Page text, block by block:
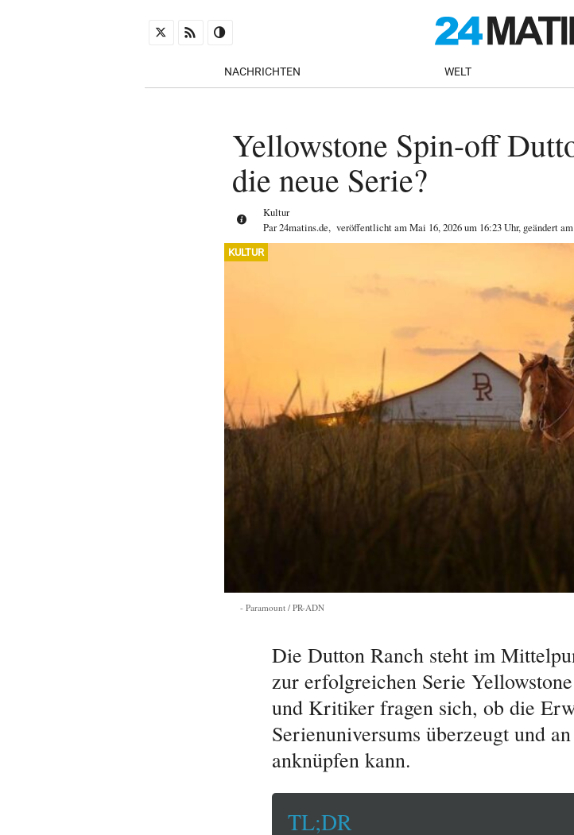
NACHRICHTEN WELT
Yellowstone Spin-off
die neue Serie?
Kultur
Par24matins.de, veröffentlicht amMai 16, 2026um 16:23 Uhr, geändert
KULTUR
Paramount / PR-ADN
Die Dutton Ranch steht im
zur erfolgreichen Serie
und Kritiker fragen sich, ob die
Serienuniversums überzeugt und
anknüpfen kann.
TL;DR